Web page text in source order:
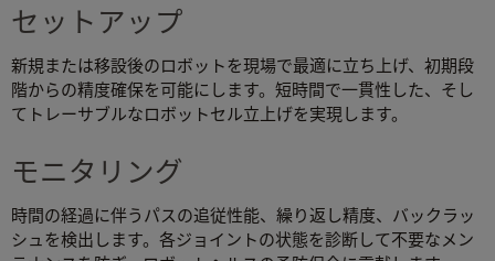
セットアップ
新規または移設後のロボットを現場で最適に立ち上げ、初期段
階からの精度確保を可能にします。短時間で一貫性した、そし
てトレーサブルなロボットセル立上げを実現します。
モニタリング
時間の経過に伴うパスの追従性能、繰り返し精度、バックラッ
シュを検出します。各ジョイントの状態を診断して不要なメン